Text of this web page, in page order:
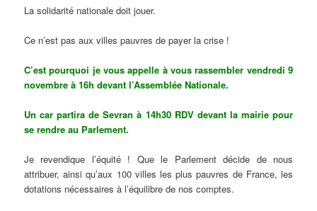
La solidarité nationale doit jouer.
Ce n’est pas aux villes pauvres de payer la crise !
C’est pourquoi je vous appelle à vous rassembler vendredi 9
novembre à 16h devant l’Assemblée Nationale.
Un car partira de Sevran à 14h30 RDV devant la mairie pour
se rendre au Parlement.
Je revendique l’équité ! Que le Parlement décide de nous
attribuer, ainsi qu’aux 100 villes les plus pauvres de France, les
dotations nécessaires à l’équilibre de nos comptes.